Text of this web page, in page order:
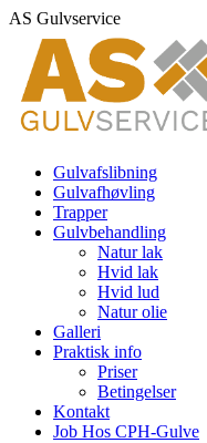
Skip
content
AS Gulvservice
Gulvafslibning
Gulvafhøvling
Trapper
Gulvbehandling
Natur lak
Hvid lak
Hvid lud
Natur olie
Galleri
Praktisk info
Priser
Betingelser
Kontakt
Job Hos CPH-Gulve